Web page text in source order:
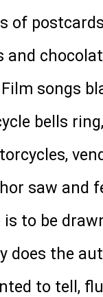
of
songs
bells
saw and
is to be
does the
to tell,